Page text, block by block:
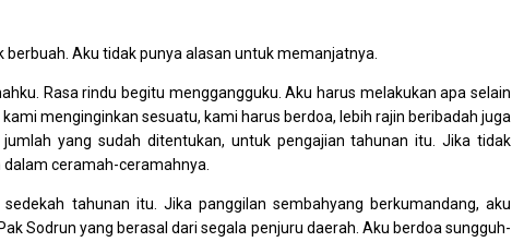
Aku tidak punya alasan untuk memanjatnya.
Rasa rindu begitu menggangguku. Aku harus melakukan apa selain
menginginkan sesuatu, kami harus berdoa, lebih rajin beribadah juga
yang sudah ditentukan, untuk pengajian tahunan itu. Jika tidak
ceramah-ceramahnya.
tahunan itu. Jika panggilan sembahyang berkumandang, aku
Sodrun yang berasal dari segala penjuru daerah. Aku berdoa sungguh-